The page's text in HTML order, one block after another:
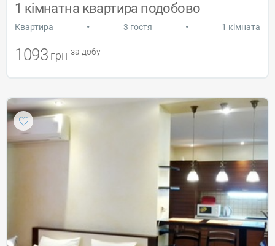
1 кімнатна квартира подобово
Квартира • 3 гостя • 1 кімната
1093 грн за добу